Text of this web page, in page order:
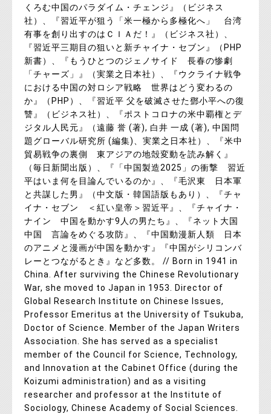
くろむ中国のパラダイム・チェンジ』（ビジネス
社）、『習近平が狙う「米一極から多極化へ」 台湾
有事を創り出すのはＣＩＡだ！』（ビジネス社）、
『習近平三期目の狙いと新チャイナ・セブン』（PHP
新書）、『もうひとつのジェノサイド 長春の惨劇
「チャーズ」』（実業之日本社）、『ウクライナ戦争
における中国の対ロシア戦略 世界はどう変わるの
か』（PHP）、『習近平 父を破滅させた鄧小平への復
讐』（ビジネス社）、『ポストコロナの米中覇権とデ
ジタル人民元』（遠藤 誉 (著), 白井 一成 (著), 中国問
題グローバル研究所 (編集)、実業之日本社）、『米中
貿易戦争の裏側 東アジアの地殻変動を読み解く』
（毎日新聞出版）、『「中国製造2025」の衝撃 習近
平はいま何を目論んでいるのか』、『毛沢東 日本軍
と共謀した男』（中文版・韓国語版もあり）、『チャ
イナ・セブン ＜紅い皇帝＞習近平』、『チャイナ・
ナイン 中国を動かす9人の男たち』、『ネット大国
中国 言論をめぐる攻防』、『中国動漫新人類 日本
のアニメと漫画が中国を動かす』『中国がシリコンバ
レーとつながるとき』など多数。 // Born in 1941 in
China. After surviving the Chinese Revolutionary
War, she moved to Japan in 1953. Director of
Global Research Institute on Chinese Issues,
Professor Emeritus at the University of Tsukuba,
Doctor of Science. Member of the Japan Writers
Association. She has served as a specialist
member of the Council for Science, Technology,
and Innovation at the Cabinet Office (during the
Koizumi administration) and as a visiting
researcher and professor at the Institute of
Sociology, Chinese Academy of Social Sciences.